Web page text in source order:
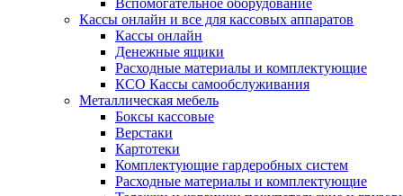
Вспомогательное оборудование
Кассы онлайн и все для кассовых аппаратов
Кассы онлайн
Денежные ящики
Расходные материалы и комплектующие
КСО Кассы самообслуживания
Металлическая мебель
Боксы кассовые
Верстаки
Картотеки
Комплектующие гардеробных систем
Расходные материалы и комплектующие